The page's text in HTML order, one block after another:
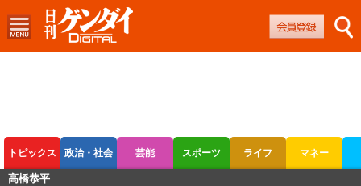
トピックス 政治・社会 芸能 スポーツ ライフ マネー
ボートレース
高橋恭平